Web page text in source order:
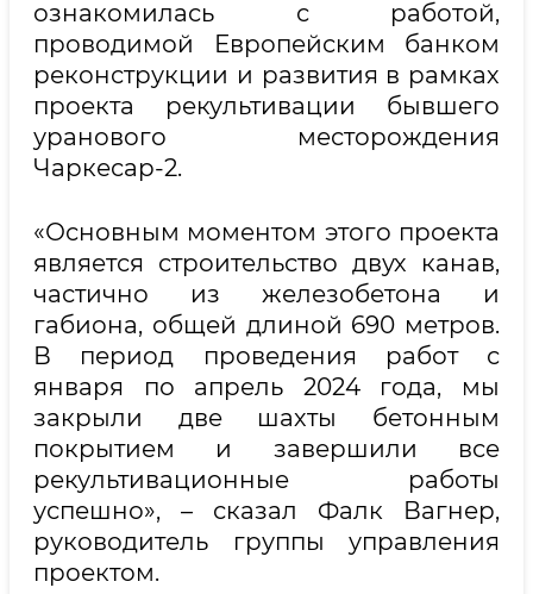
ознакомилась с работой,
проводимой Европейским банком
реконструкции и развития в рамках
проекта рекультивации бывшего
уранового месторождения
Чаркесар-2.
«Основным моментом этого проекта
является строительство двух канав,
частично из железобетона и
габиона, общей длиной 690 метров.
В период проведения работ с
января по апрель 2024 года, мы
закрыли две шахты бетонным
покрытием и завершили все
рекультивационные работы
успешно», – сказал Фалк Вагнер,
руководитель группы управления
проектом.